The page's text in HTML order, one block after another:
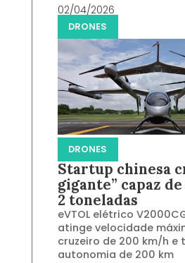
02/04/2026
DRONES
DRONES
Startup chinesa
gigante” capaz
2 toneladas
eVTOL elétrico
atinge velocidade
cruzeiro de 200 km/h e
autonomia de 200 km